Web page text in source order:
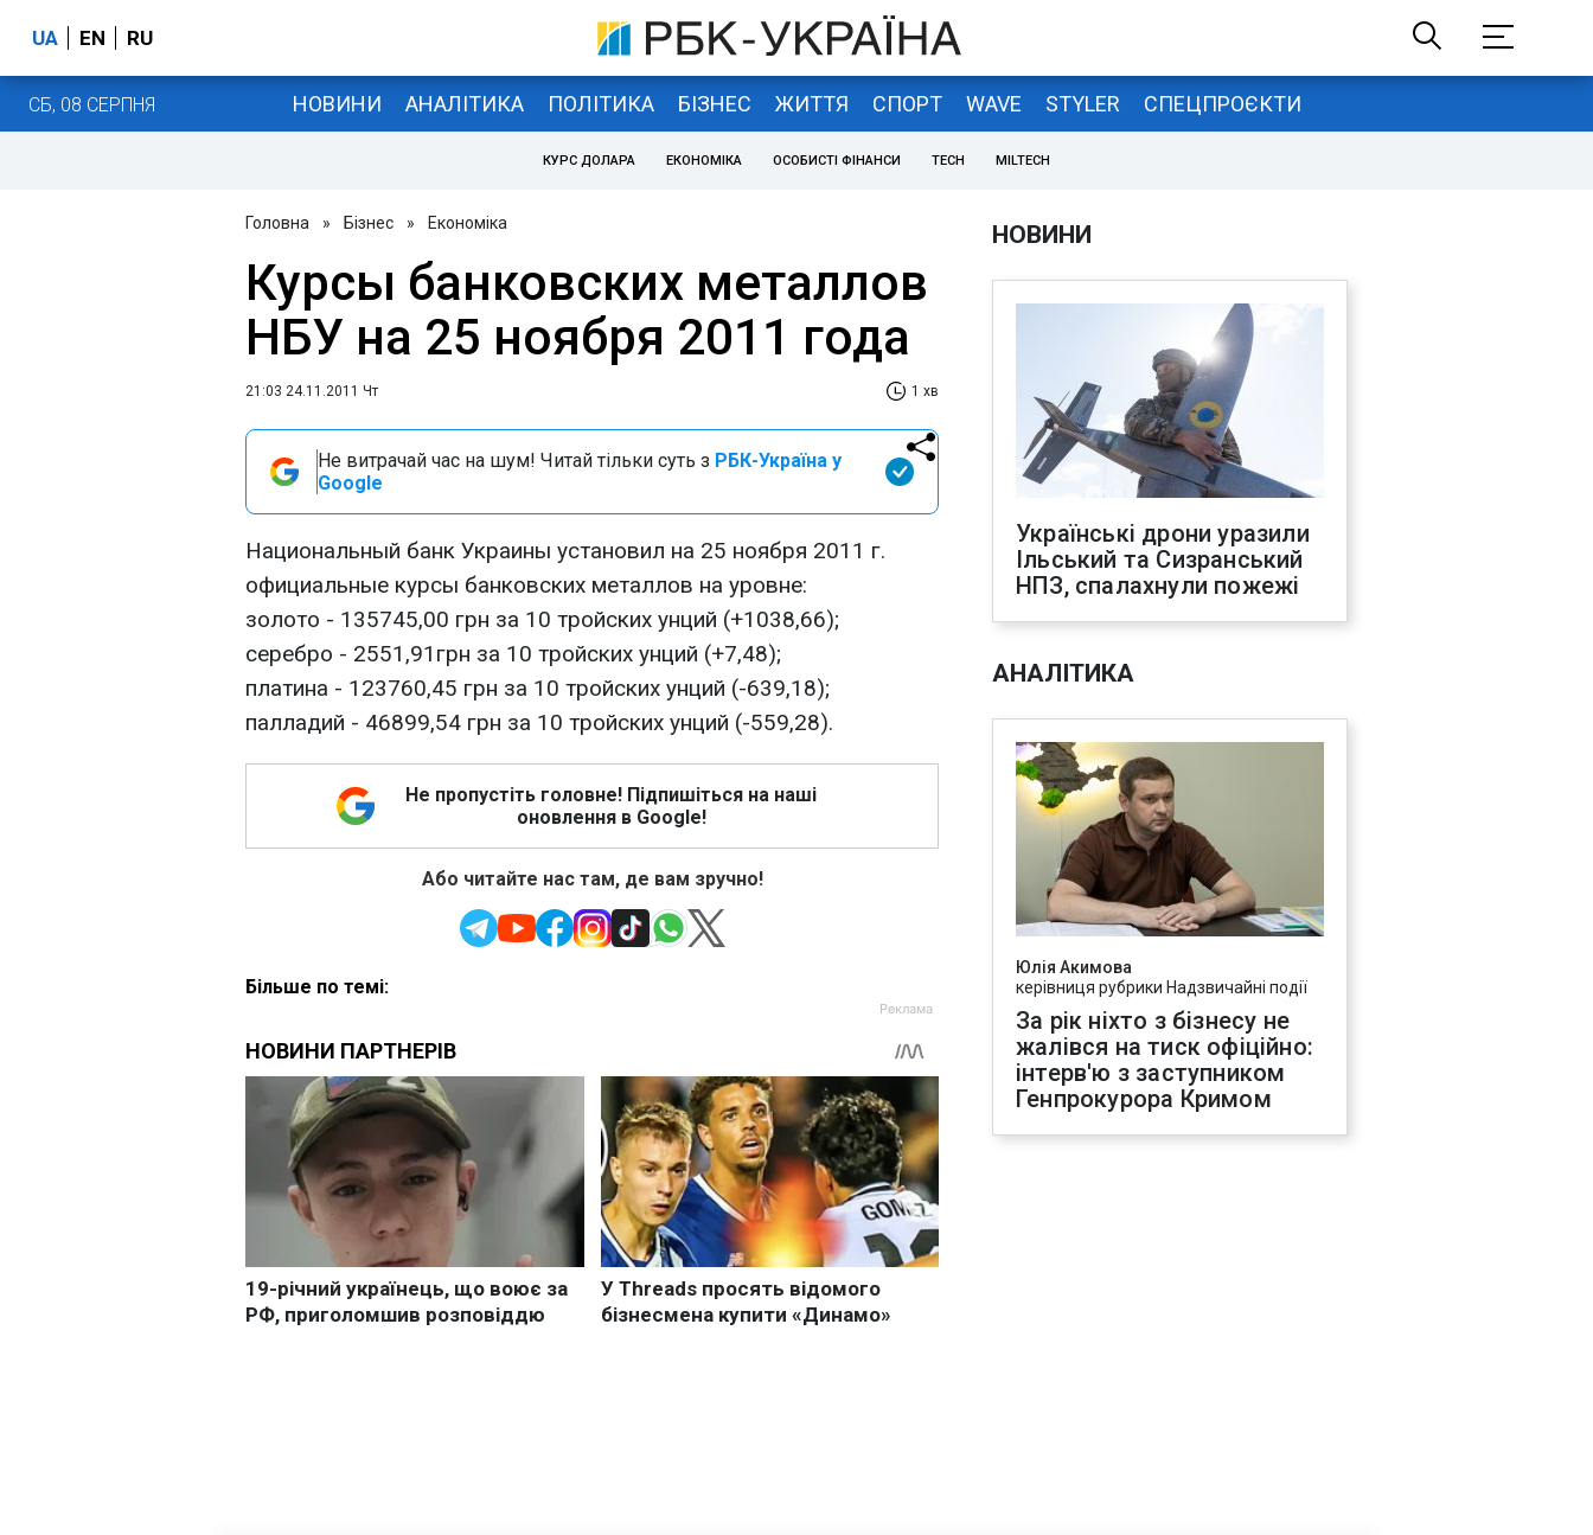
UA EN RU
СБ, 08 СЕРПНЯ НОВИНИ АНАЛІТИКА ПОЛІТИКА БІЗНЕС ЖИТТЯ СПОРТ WAVE STYLER СПЕЦПРОЄКТИ
КУРС ДОЛАРА ЕКОНОМІКА ОСОБИСТІ ФІНАНСИ TECH MILTECH
Головна » Бізнес » Економіка
Курсы банковских металлов
НБУ на 25 ноября 2011 года
21:03 24.11.2011 Чт 1 хв
Не витрачай час на шум! Читай тільки суть з РБК-Україна у
Google
Национальный банк Украины установил на 25 ноября 2011 г.
официальные курсы банковских металлов на уровне:
золото - 135745,00 грн за 10 тройских унций (+1038,66);
серебро - 2551,91грн за 10 тройских унций (+7,48);
платина - 123760,45 грн за 10 тройских унций (-639,18);
палладий - 46899,54 грн за 10 тройских унций (-559,28).
Не пропустіть головне! Підпишіться на наші
оновлення в Google!
Або читайте нас там, де вам зручно!
Більше по темі:
НОВИНИ
Українські дрони уразили
Ільський та Сизранський
НПЗ, спалахнули пожежі
АНАЛІТИКА
Юлія Акимова
керівниця рубрики Надзвичайні події
За рік ніхто з бізнесу не
жалівся на тиск офіційно:
інтерв'ю з заступником
Генпрокурора Кримом